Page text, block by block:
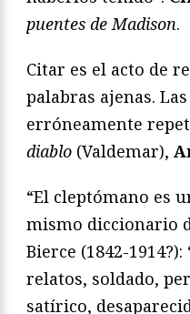
puentes de Madison.
Citar es el acto de
palabras ajenas.
erróneamente
diablo (Valdemar),
“El cleptómano es
mismo diccionario
Bierce (1842-
relatos, soldado,
satírico,